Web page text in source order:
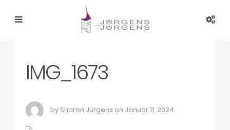
IMG_1673
by Sharon Jürgens on Januar 11, 2024